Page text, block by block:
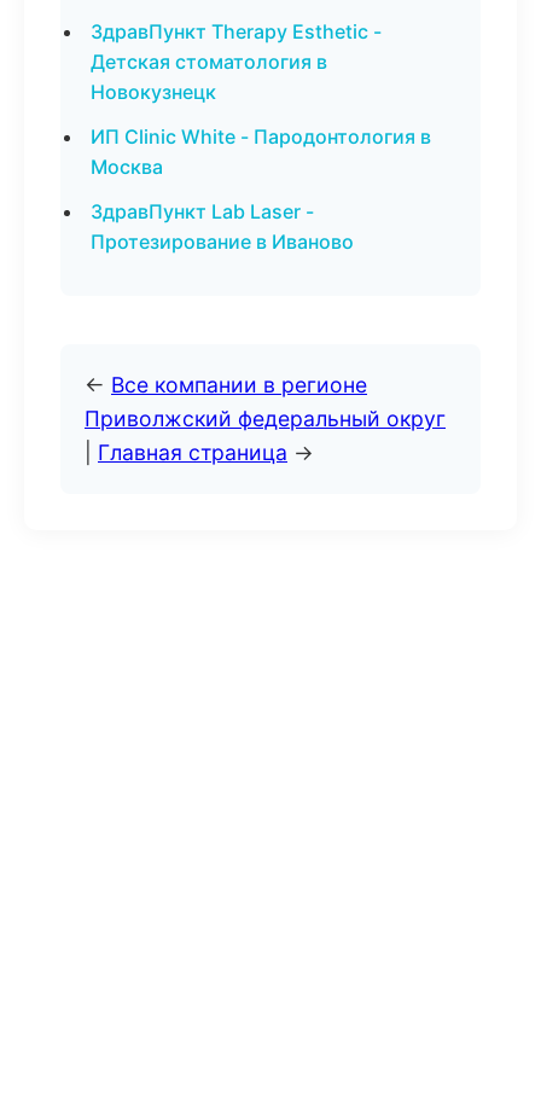
ЗдравПункт Therapy Esthetic -
Детская стоматология в
Новокузнецк
ИП Clinic White - Пародонтология в
Москва
ЗдравПункт Lab Laser -
Протезирование в Иваново
← Все компании в регионе
Приволжский федеральный округ
Главная страница →